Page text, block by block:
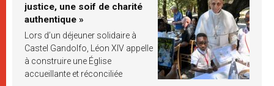
justice, une soif de charité
authentique »
Lors d’un déjeuner solidaire à
Castel Gandolfo, Léon XIV appelle
à construire une Église
accueillante et réconciliée